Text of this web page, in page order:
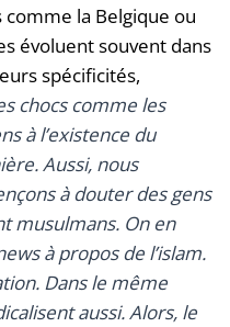
comme la Belgique ou
évoluent souvent dans
spécificités,
chocs comme les
à l’existence du
Aussi, nous
à douter des gens
musulmans. On en
à propos de l’islam.
Dans le même
aussi. Alors, le